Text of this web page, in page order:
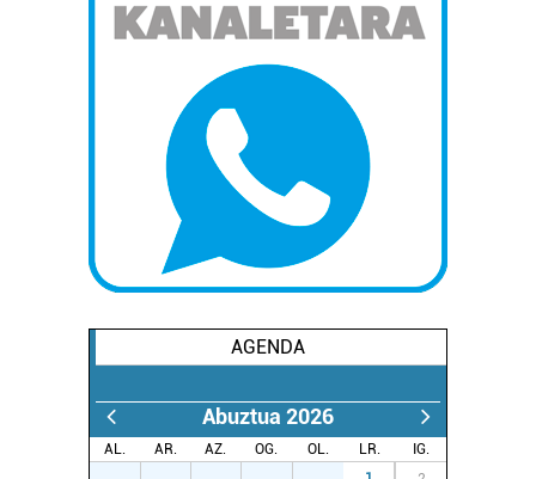
AGENDA
Abuztua 2026
AL. AR. AZ. OG. OL. LR.
IG.